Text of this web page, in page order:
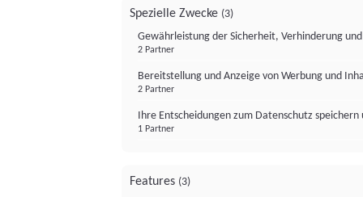
Spezielle Zwecke (3)
Gewährleistung der Sicherheit, Verhinderung
2 Partner
Bereitstellung und Anzeige von Werbung und
2 Partner
Ihre Entscheidungen zum Datenschutz
1 Partner
Features (3)